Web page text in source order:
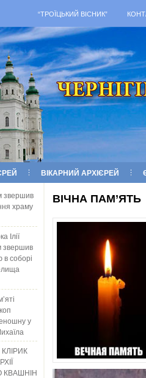
“ТРОЇЦЬКИЙ ВІСНИК”
ВІКАРНИЙ АРХІЄРЕЙ
звершив
храму
Ілії
звершив
в соборі
у
КВАШНІН
ВІЧНА ПАМ’ЯТЬ